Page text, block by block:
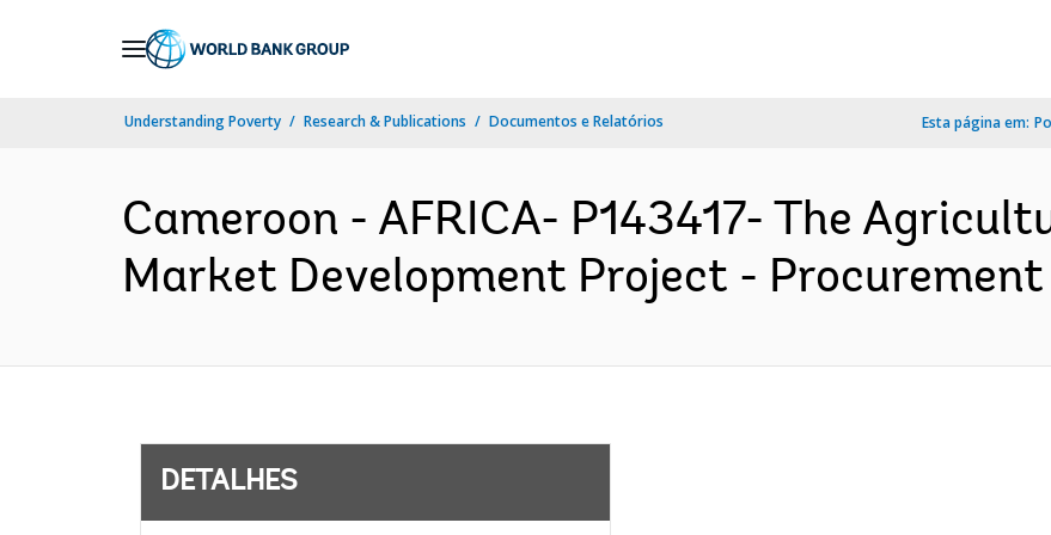
Understanding Poverty Research & Publications Documentos e Relatórios Esta página em:
Cameroon - AFRICA- P143417- The
Market Development Project - Procurement
DETALHES